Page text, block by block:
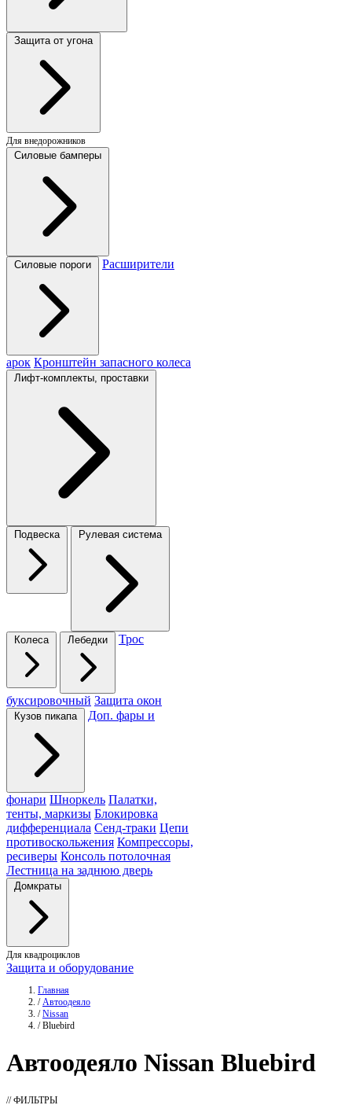
Защита от угона
Для внедорожников
Силовые бамперы
Силовые пороги Расширители
арок Кронштейн запасного колеса
Лифт-комплекты, проставки
Подвеска Рулевая система
Колеса Лебедки Трос
буксировочный Защита окон
Кузов пикапа Доп. фары и
фонари Шноркель Палатки,
тенты, маркизы Блокировка
дифференциала Сенд-траки Цепи
противоскольжения Компрессоры,
ресиверы Консоль потолочная
Лестница на заднюю дверь
Домкраты
Для квадроциклов
Защита и оборудование
Главная
/ Автоодеяло
/ Nissan
/ Bluebird
Автоодеяло Nissan Bluebird
// ФИЛЬТРЫ